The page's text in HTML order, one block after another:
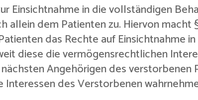
Einsichtnahme in die vollständigen
allein dem Patienten zu. Hiervon macht
das Rechte auf Einsichtnahme
diese die vermögensrechtlichen
Angehörigen des verstorbenen
Interessen des Verstorbenen